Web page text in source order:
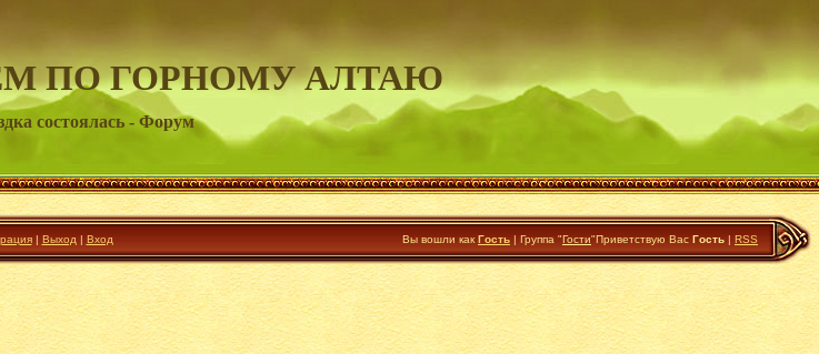
ПО ГОРНОМУ АЛТАЮ
состоялась - Форум
| Выход | Вход Вы вошли как Гость | Группа "Гости"Приветствую Вас Гость | RSS